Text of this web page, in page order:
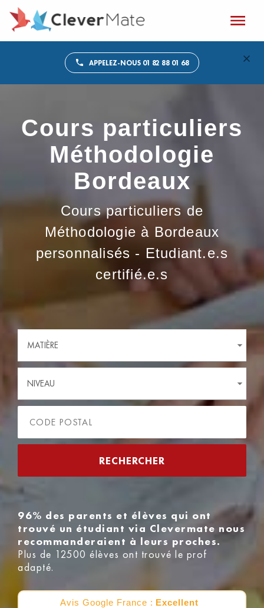
APPELEZ-NOUS 01 82 88 01 68
Cours particuliers
Méthodologie
Bordeaux
Cours particuliers de
Méthodologie à Bordeaux
personnalisés - Etudiant.e.s
certifié.e.s
MATIÈRE
NIVEAU
96% des parents et élèves qui ont
trouvé un étudiant via Clevermate nous
recommanderaient à leurs proches.
Plus de 12500 élèves ont trouvé le prof
adapté.
Avis Google France : Excellent